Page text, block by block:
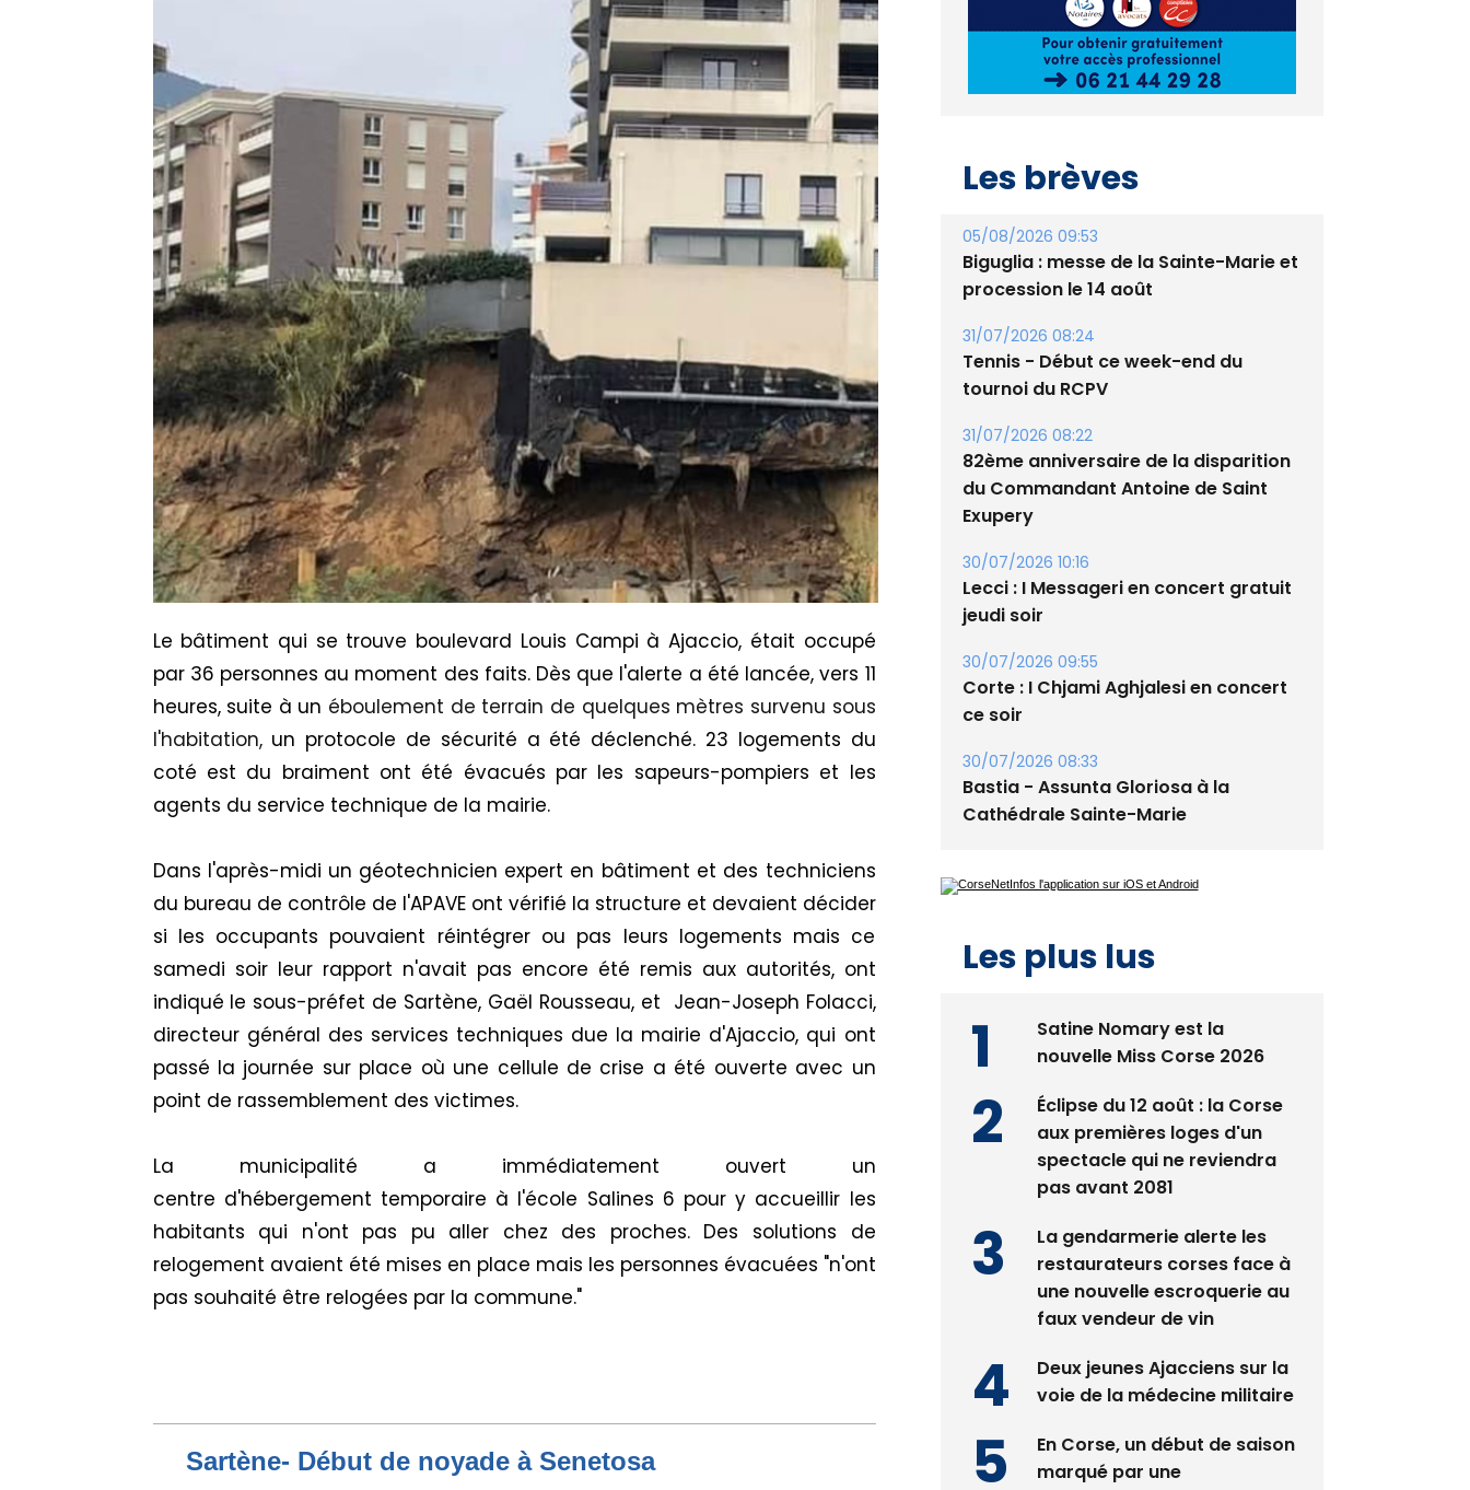
Le bâtiment qui se trouve boulevard Louis Campi à Ajaccio, était occupé
par 36 personnes au moment des faits. Dès que l'alerte a été lancée, vers 11
heures, suite à un éboulement de terrain de quelques mètres survenu sous
l'habitation, un protocole de sécurité a été déclenché. 23 logements du
coté est du braiment ont été évacués par les sapeurs-pompiers et les
agents du service technique de la mairie.
Dans l'après-midi un géotechnicien expert en bâtiment et des techniciens
du bureau de contrôle de l'APAVEont vérifié la structure et devaient décider
si les occupants pouvaient réintégrer ou pas leurs logements mais ce
samedi soir leur rapport n'avait pas encore été remis aux autorités, ont
indiqué le sous-préfet de Sartène, Gaël Rousseau, et Jean-Joseph Folacci,
directeur général des services techniques due la mairie d'Ajaccio, qui ont
passé la journée sur place où une cellule de crise a été ouverte avec un
point de rassemblement des victimes.
La municipalité a immédiatement ouvert un
centre d'hébergement temporaire à l'école Salines 6 pour y accueillir les
habitants qui n'ont pas pu aller chez des proches. Des solutions de
relogement avaient été mises en place mais les personnes évacuées "n'ont
pas souhaité être relogées par la commune."
Sartène- Début de noyade à Senetosa
05/08/2026 09:53
procession le 14 août
31/07/2026 08:24
tournoi du RCPV
31/07/2026 08:22
du Commandant Antoine de Saint
Exupery
30/07/2026 10:16
jeudi soir
30/07/2026 09:55
ce soir
30/07/2026 08:33
Cathédrale Sainte-Marie
Éclipse du 12 août : la Corse
spectacle qui ne reviendra
pas avant 2081
La gendarmerie alerte les
une nouvelle escroquerie au
faux vendeur de vin
Deux jeunes Ajacciens sur la
En Corse, un début de saison
consommation en recul dans
les restaurants